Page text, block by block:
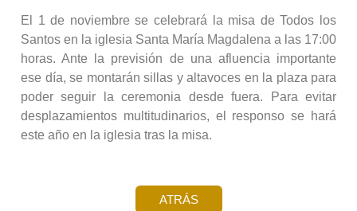
El 1 de noviembre se celebrará la misa de Todos los
Santos en la iglesia Santa María Magdalena a las 17:00
horas. Ante la previsión de una afluencia importante
ese día, se montarán sillas y altavoces en la plaza para
poder seguir la ceremonia desde fuera. Para evitar
desplazamientos multitudinarios, el responso se hará
este año en la iglesia tras la misa.
ATRÁS